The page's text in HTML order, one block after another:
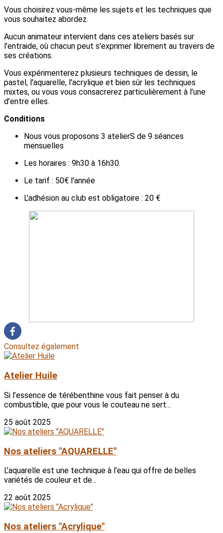
Vous choisirez vous-même les sujets et les techniques que
vous souhaitez abordez.
Aucun animateur intervient dans ces ateliers basés sur
l'entraide, où chacun peut s'exprimer librement au travers de
ses créations.
Vous expérimenterez plusieurs techniques de dessin, le
pastel, l'aquarelle, l'acrylique et bien sûr les techniques
mixtes, ou vous vous consacrerez particulièrement à l’une
d’entre elles.
Conditions
Nous vous proposons 3 atelierS de 9 séances
mensuelles
Les horaires : 9h30 à 16h30.
Le tarif : 50€ l'année
L'adhésion au club est obligatoire : 20 €
Consultez également
Atelier Huile
Si l’essence de térébenthine vous fait penser à du
combustible, que pour vous le couteau ne sert...
25 août 2025
Nos ateliers "AQUARELLE"
L’aquarelle est une technique à l’eau qui offre de belles
variétés de couleur et de...
22 août 2025
Nos ateliers "Acrylique"